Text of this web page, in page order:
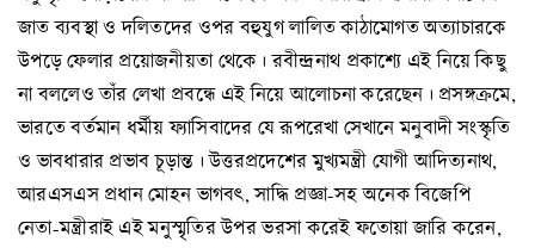
জাত ব্যবস্থা ও দলিতদের ওপর বহুযুগ লালিত কাঠামোগত অত্যাচারকে
উপড়ে ফেলার প্রয়োজনীয়তা থেকে। রবীন্দ্রনাথ প্রকাশ্যে এই নিয়ে কিছু
না বললেও তাঁর লেখা প্রবন্ধে এই নিয়ে আলোচনা করেছেন। প্রসঙ্গক্রমে,
ভারতে বর্তমান ধর্মীয় ফ্যাসিবাদের যে রূপরেখা সেখানে মনুবাদী সংস্কৃতি
ও ভাবধারার প্রভাব চূড়ান্ত। উত্তরপ্রদেশের মুখ্যমন্ত্রী যোগী আদিত্যনাথ,
আরএসএস প্রধান মোহন ভাগবৎ, সাদ্ধি প্রজ্ঞা-সহ অনেক বিজেপি
নেতা-মন্ত্রীরাই এই মনুস্মৃতির উপর ভরসা করেই ফতোয়া জারি করেন,